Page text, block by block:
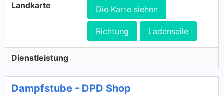
Landkarte Die Karte siehen
Richtung Ladenseile
Dienstleistung
Dampfstube - DPD Shop